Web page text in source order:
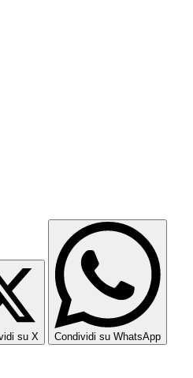
su X Condividi su WhatsApp